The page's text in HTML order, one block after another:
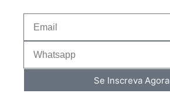
Se Inscreva Agora